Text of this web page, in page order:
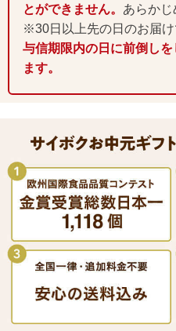
とができません。 あらかじ
※30日以上先の日のお届け
与信期限内の日に前倒し
ます。